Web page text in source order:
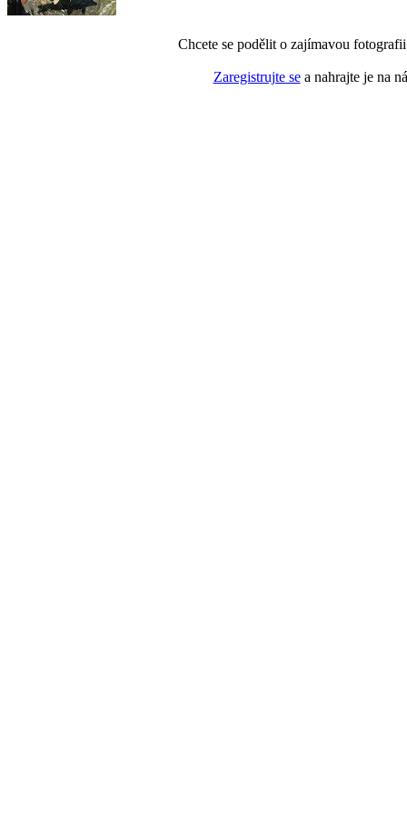
Chcete se podělit o zajímavou
Zaregistrujte sea nahrajte je na